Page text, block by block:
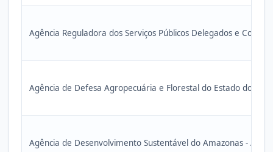
Agência Reguladora dos Serviços Públicos Delegados e
Agência de Defesa Agropecuária e Florestal do Estado do
Agência de Desenvolvimento Sustentável do Amazonas - ADS